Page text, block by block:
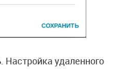
. Настройка удаленного